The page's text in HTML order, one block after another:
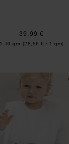
39,99 €
Inhalt:
1,40 qm (28,56 € / 1 qm)
senfgelb 30x42cm